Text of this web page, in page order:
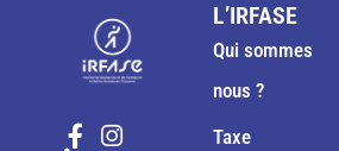
L’IRFASE
Qui sommes
nous ?
Taxe